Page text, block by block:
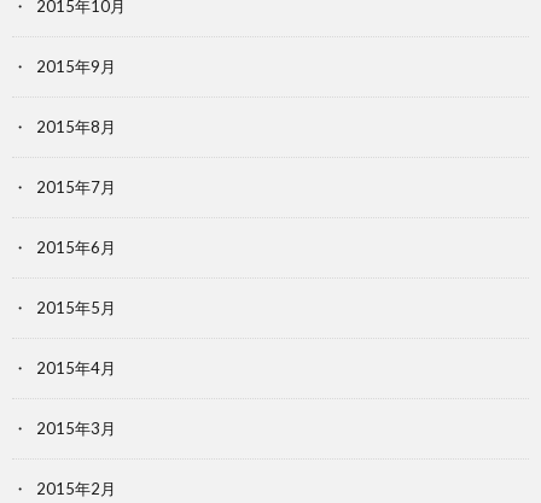
2015年10月
2015年9月
2015年8月
2015年7月
2015年6月
2015年5月
2015年4月
2015年3月
2015年2月